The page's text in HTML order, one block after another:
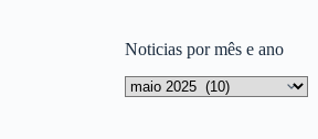
Noticias por mês e ano